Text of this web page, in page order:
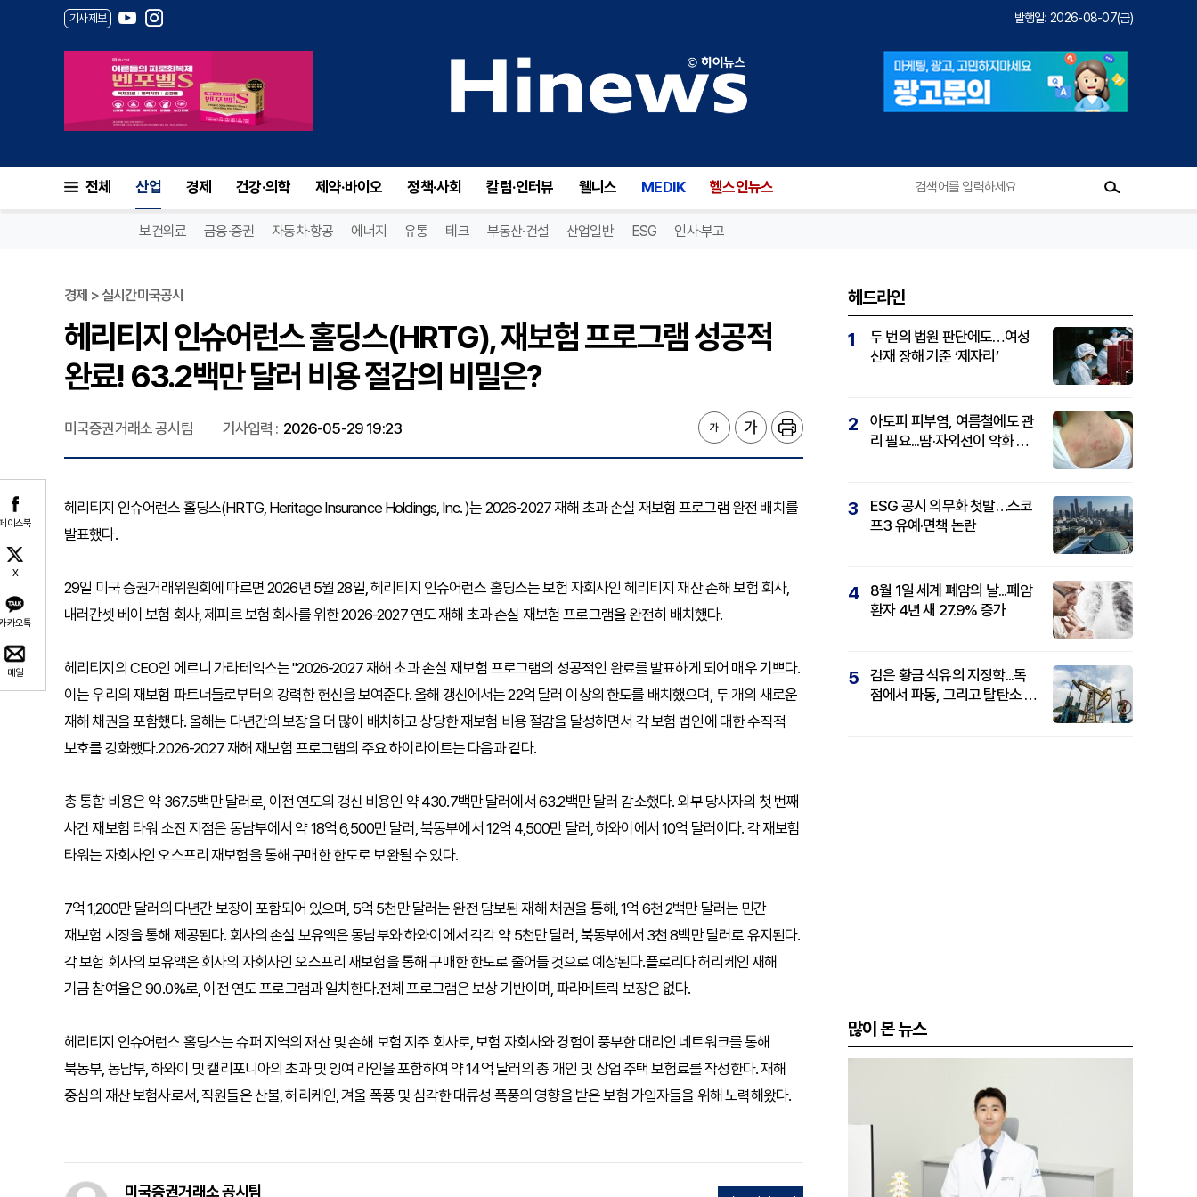
기사제보 발행일: 2026-08-07(금)
전체 산업 경제 건강·의학 제약·바이오 정책·사회 칼럼·인터뷰 웰니스 MEDIK 헬스인뉴스
보건의료 금융·증권 자동차·항공 에너지 유통 테크 부동산·건설 산업일반 ESG 인사·부고
이스북
X
카오톡
메일
경제 > 실시간미국공시
헤리티지 인슈어런스 홀딩스(HRTG), 재보험 프로그램 성공적
완료! 63.2백만 달러 비용 절감의 비밀은?
미국증권거래소 공시팀 기사입력 : 2026-05-29 19:23
헤리티지 인슈어런스 홀딩스(HRTG, Heritage Insurance Holdings, Inc. )는 2026-2027 재해 초과 손실 재보험 프로그램 완전 배치를
발표했다.
29일 미국 증권거래위원회에 따르면 2026년 5월 28일, 헤리티지 인슈어런스 홀딩스는 보험 자회사인 헤리티지 재산 손해 보험 회사,
내러간셋 베이 보험 회사, 제피르 보험 회사를 위한 2026-2027 연도 재해 초과 손실 재보험 프로그램을 완전히 배치했다.
헤리티지의 CEO인 에르니 가라테익스는 "2026-2027 재해 초과 손실 재보험 프로그램의 성공적인 완료를 발표하게 되어 매우 기쁘다.
이는 우리의 재보험 파트너들로부터의 강력한 헌신을 보여준다. 올해 갱신에서는 22억 달러 이상의 한도를 배치했으며, 두 개의 새로운
재해 채권을 포함했다. 올해는 다년간의 보장을 더 많이 배치하고 상당한 재보험 비용 절감을 달성하면서 각 보험 법인에 대한 수직적
보호를 강화했다.2026-2027 재해 재보험 프로그램의 주요 하이라이트는 다음과 같다.
총 통합 비용은 약 367.5백만 달러로, 이전 연도의 갱신 비용인 약 430.7백만 달러에서 63.2백만 달러 감소했다. 외부 당사자의 첫 번째
사건 재보험 타워 소진 지점은 동남부에서 약 18억 6,500만 달러, 북동부에서 12억 4,500만 달러, 하와이에서 10억 달러이다. 각 재보험
타워는 자회사인 오스프리 재보험을 통해 구매한 한도로 보완될 수 있다.
7억 1,200만 달러의 다년간 보장이 포함되어 있으며, 5억 5천만 달러는 완전 담보된 재해 채권을 통해, 1억 6천 2백만 달러는 민간
재보험 시장을 통해 제공된다. 회사의 손실 보유액은 동남부와 하와이에서 각각 약 5천만 달러, 북동부에서 3천 8백만 달러로 유지된다.
각 보험 회사의 보유액은 회사의 자회사인 오스프리 재보험을 통해 구매한 한도로 줄어들 것으로 예상된다.플로리다 허리케인 재해
기금 참여율은 90.0%로, 이전 연도 프로그램과 일치한다.전체 프로그램은 보상 기반이며, 파라메트릭 보장은 없다.
헤리티지 인슈어런스 홀딩스는 슈퍼 지역의 재산 및 손해 보험 지주 회사로, 보험 자회사와 경험이 풍부한 대리인 네트워크를 통해
북동부, 동남부, 하와이 및 캘리포니아의 초과 및 잉여 라인을 포함하여 약 14억 달러의 총 개인 및 상업 주택 보험료를 작성한다. 재해
중심의 재산 보험사로서, 직원들은 산불, 허리케인, 겨울 폭풍 및 심각한 대류성 폭풍의 영향을 받은 보험 가입자들을 위해 노력해왔다.
미국증권거래소 공시팀
헤드라인
1
두 번의 법원 판단에도…여성
산재 장해 기준 ‘제자리’
2
아토피 피부염, 여름철에도 관
리 필요...땀·자외선이 악화 요
3
ESG 공시 의무화 첫발…스코
프3 유예·면책 논란
4
8월 1일 세계 폐암의 날...폐암
환자 4년 새 27.9% 증가
5
검은 황금 석유의 지정학...독
점에서 파동, 그리고 탈탄소 패
많이 본 뉴스